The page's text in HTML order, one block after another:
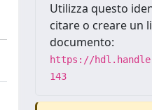
Utilizza questo
citare o creare un
documento:
https://
143